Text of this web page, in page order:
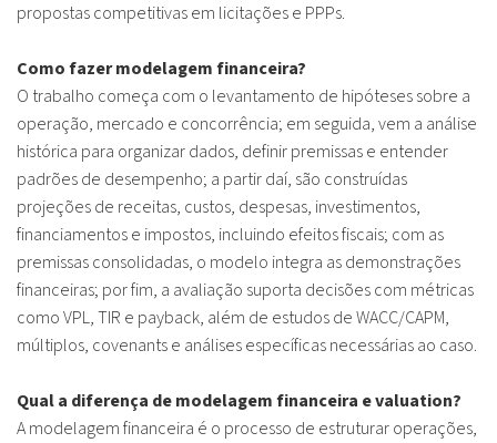
propostas competitivas em licitações e PPPs.
Como fazer modelagem financeira?
O trabalho começa com o levantamento de hipóteses sobre a
operação, mercado e concorrência; em seguida, vem a análise
histórica para organizar dados, definir premissas e entender
padrões de desempenho; a partir daí, são construídas
projeções de receitas, custos, despesas, investimentos,
financiamentos e impostos, incluindo efeitos fiscais; com as
premissas consolidadas, o modelo integra as demonstrações
financeiras; por fim, a avaliação suporta decisões com métricas
como VPL, TIR e payback, além de estudos de WACC/CAPM,
múltiplos, covenants e análises específicas necessárias ao caso.
Qual a diferença de modelagem financeira e valuation?
A modelagem financeira é o processo de estruturar operações,